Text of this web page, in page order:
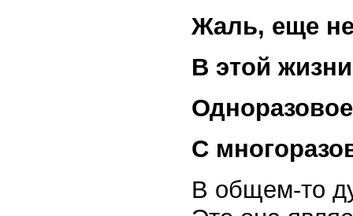
Жаль, еще
В этой
С
В общем-то